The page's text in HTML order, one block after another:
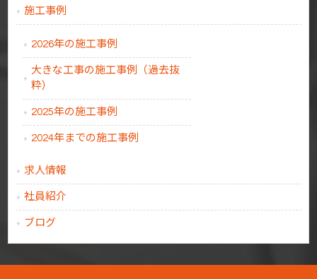
施工事例
2026年の施工事例
大きな工事の施工事例（過去抜
粋）
2025年の施工事例
2024年までの施工事例
求人情報
社員紹介
ブログ